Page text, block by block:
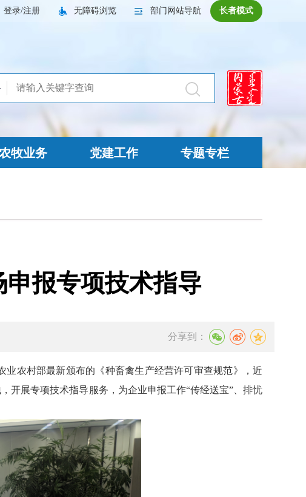
长者模式
部门网站导航
无障碍浏览
登录/注册
牧业务 党建工作 专题专栏
报专项技术指导
分享到：
农村部最新颁布的《种畜禽生产经营许可审查规范》，近
开展专项技术指导服务，为企业申报工作“传经送宝”、排忧